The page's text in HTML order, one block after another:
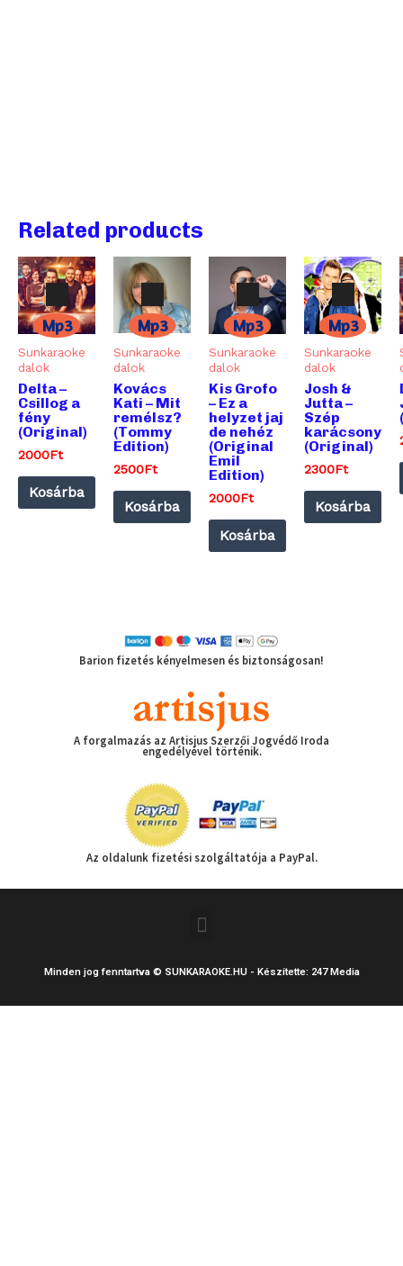
Related products
Mp3
Sunkaraoke
dalok
Audió
lejátszó
Delta –
Csillog a
fény
(Original)
2000Ft
Kosárba
Mp3
Sunkaraoke
dalok
Audió
lejátszó
Kovács
Kati – Mit
remélsz?
(Tommy
Edition)
2500Ft
Kosárba
Mp3
Sunkaraoke
dalok
Audió
lejátszó
Kis Grofo
– Ez a
helyzet jaj
de nehéz
(Original
Emil
Edition)
2000Ft
Kosárba
Mp3
Sunkaraoke
dalok
Audió
lejátszó
Josh &
Jutta –
Szép
karácsony
(Original)
2300Ft
Kosárba
Barion fizetés kényelmesen és biztonságosan!
A forgalmazás az Artisjus Szerzői Jogvédő Iroda
engedélyével történik.
Az oldalunk fizetési szolgáltatója a PayPal.
Menu
Minden jog fenntartva © SUNKARAOKE.HU - Készítette: 247 Media